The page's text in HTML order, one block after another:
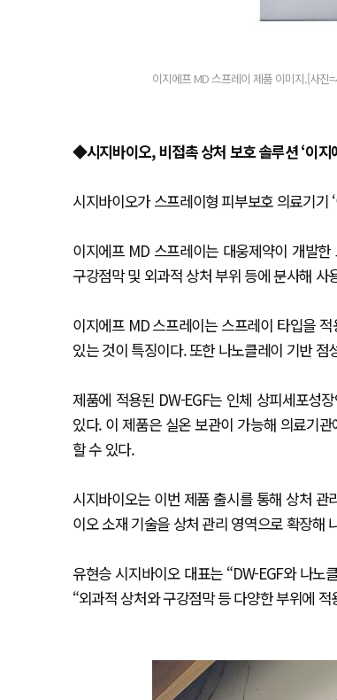
이지에프 MD 스프레이 제품 이미지.[사진
◆시지바이오, 비접촉 상처 보호 솔루션 ‘이
시지바이오가 스프레이형 피부보호 의료기기
이지에프 MD 스프레이는 대웅제약이 개발
구강점막 및 외과적 상처 부위 등에 분사해 사
이지에프 MD 스프레이는 스프레이 타입을
있는 것이 특징이다. 또한 나노클레이 기반
제품에 적용된 DW-EGF는 인체 상피세포성
있다. 이 제품은 실온 보관이 가능해 의료기
할 수 있다.
시지바이오는 이번 제품 출시를 통해 상처
이오 소재 기술을 상처 관리 영역으로 확장해
유현승 시지바이오 대표는 “DW-EGF와 나
“외과적 상처와 구강점막 등 다양한 부위에